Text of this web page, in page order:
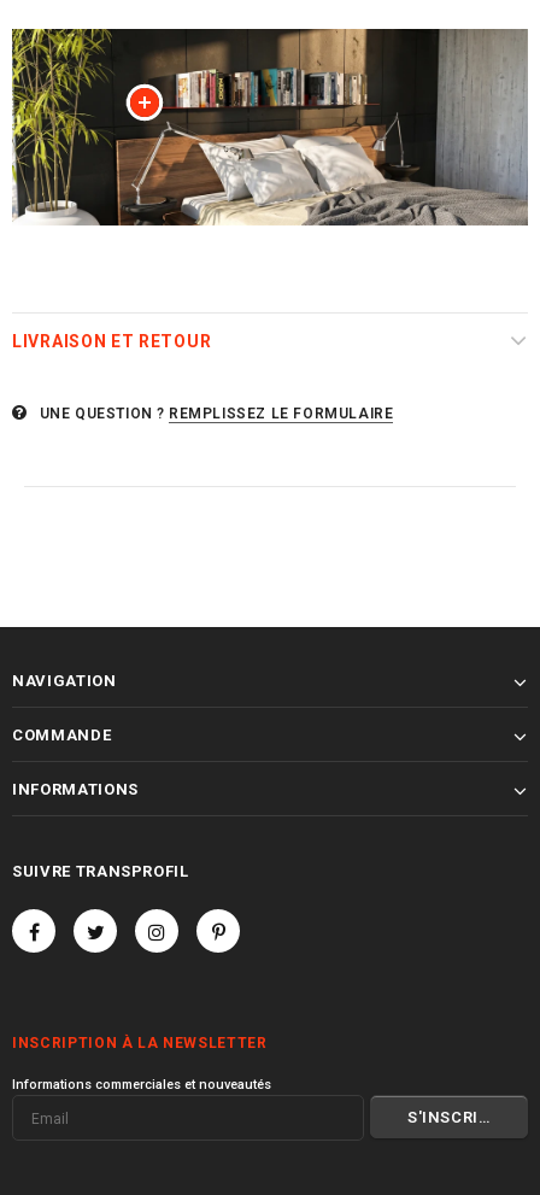
LIVRAISON ET RETOUR
UNE QUESTION ? REMPLISSEZ LE FORMULAIRE
NAVIGATION
COMMANDE
INFORMATIONS
SUIVRE TRANSPROFIL
INSCRIPTION À LA NEWSLETTER
Informations commerciales et nouveautés